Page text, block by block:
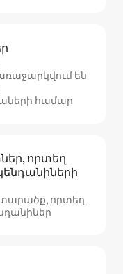
են
համար
որտեղ
որտեղ